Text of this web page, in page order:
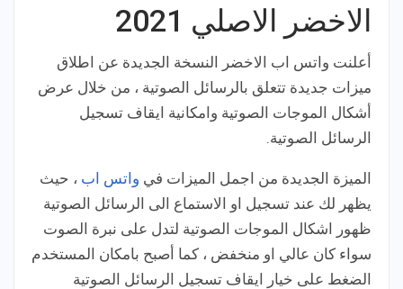
الاخضر الاصلي 2021
أعلنت واتس اب الاخضر النسخة الجديدة عن اطلاق
ميزات جديدة تتعلق بالرسائل الصوتية ، من خلال عرض
أشكال الموجات الصوتية وامكانية ايقاف تسجيل
الرسائل الصوتية.
الميزة الجديدة من اجمل الميزات في واتس اب ، حيث
يظهر لك عند تسجيل او الاستماع الى الرسائل الصوتية
ظهور اشكال الموجات الصوتية لتدل على نبرة الصوت
سواء كان عالي او منخفض ، كما أصبح بامكان المستخدم
الضغط على خيار ايقاف تسجيل الرسائل الصوتية